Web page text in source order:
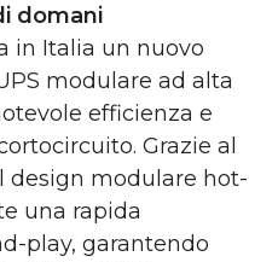
domani
in Italia un nuovo
modulare ad alta
efficienza e
Grazie al
design modulare hot-
una rapida
play, garantendo